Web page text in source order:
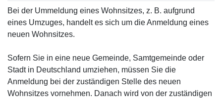
Bei der Ummeldung eines Wohnsitzes, z. B. aufgrund
eines Umzuges, handelt es sich um die Anmeldung eines
neuen Wohnsitzes.
Sofern Sie in eine neue Gemeinde, Samtgemeinde oder
Stadt in Deutschland umziehen, müssen Sie die
Anmeldung bei der zuständigen Stelle des neuen
Wohnsitzes vornehmen. Danach wird von der zuständigen